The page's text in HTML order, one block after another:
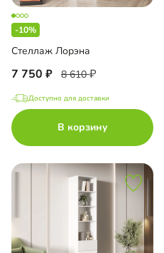
-10%
Стеллаж Лорэна
7 750 8 610
Доступно для доставки
В корзину